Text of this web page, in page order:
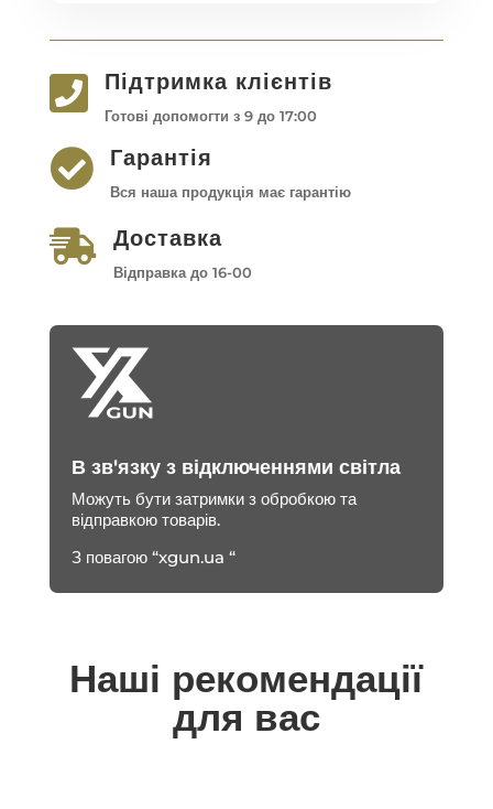
 Підтримка клієнтів
Готові допомогти з 9 до 17:00
 Гарантія
Вся наша продукція має гарантію
 Доставка
Відправка до 16-00
В зв'язку з відключеннями світла
Можуть бути затримки з обробкою та
відправкою товарів.
З повагою “xgun.ua “
Наші рекомендації
для вас